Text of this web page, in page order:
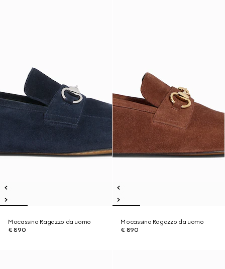
Mocassino Ragazzo da uomo
€ 890
Mocassino Ragazzo da uomo
€ 890